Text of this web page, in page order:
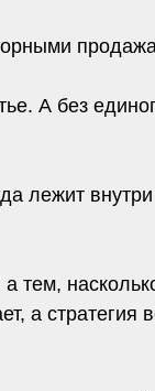
А без
лежит
тем,
а стратегия